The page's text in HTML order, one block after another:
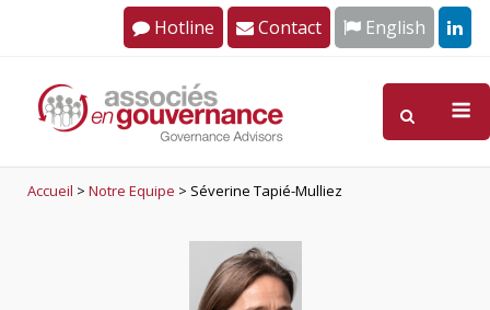
Hotline Contact English
Accueil > Notre Equipe > Séverine Tapié-Mulliez